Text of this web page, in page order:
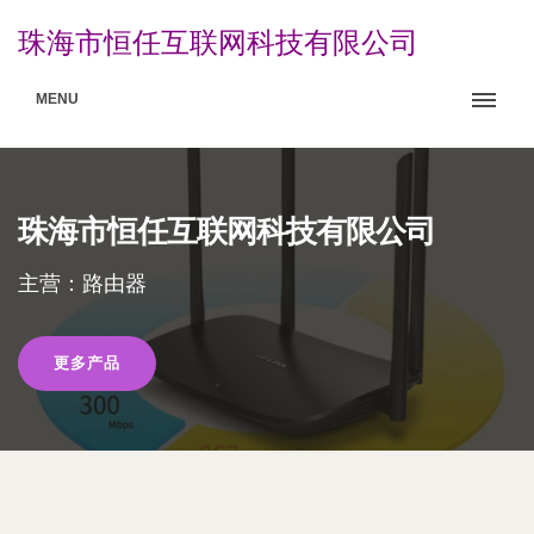
珠海市恒任互联网科技有限公司
MENU
珠海市恒任互联网科技有限公司
主营：路由器
更多产品